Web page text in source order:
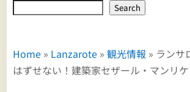
Search
Home » Lanzarote »観光情報 » ランサ
はずせない！建築家セザール・マンリケ